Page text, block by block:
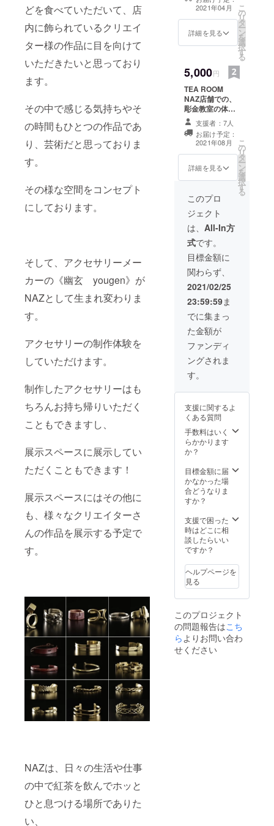
どを食べていただいて、店
内に飾られているクリエイ
ター様の作品に目を向けて
いただきたいと思っており
ます。
その中で感じる気持ちやそ
の時間もひとつの作品であ
り、芸術だと思っておりま
す。
その様な空間をコンセプト
にしております。
そして、アクセサリーメー
カーの《幽玄 yougen》が
NAZとして生まれ変わりま
す。
アクセサリーの制作体験を
していただけます。
制作したアクセサリーはも
ちろんお持ち帰りいただく
こともできますし、
展示スペースに展示してい
ただくこともできます！
展示スペースにはその他に
も、様々なクリエイターさ
んの作品を展示する予定で
す。
NAZは、日々の生活や仕事
の中で紅茶を飲んでホッと
ひと息つける場所でありた
い、
届けします！
2021年04月
詳細を見る
こ
の
リ
タ
ー
ン
を
選
択
す
る
5,000円
TEA ROOM
NAZ店舗での、
彫金教室の体験
チケット（1回
分）です！ あな
たオリジナルの
彫金アクセサ
リーを作りませ
んか？ ＊具体的
いただきます。
恐れ入りますが
交通費は支援者
様のご負担とな
ります。
支援者：7人
お届け予定：
2021年08月
詳細を見る
こ
の
リ
タ
ー
ン
を
選
択
す
る
このプロ
ジェクト
は、 All-In方
式です。
目標金額に
関わらず、
2021/02/25
23:59:59ま
でに集まっ
た金額が
ファンディ
ングされま
す。
支援に関するよ
くある質問
手数料はいく
らかかります
か？
目標金額に届
かなかった場
合どうなりま
すか？
支援で困った
時はどこに相
談したらいい
ですか？
ヘルプページを
見る
このプロジェクト
の問題報告はこち
らよりお問い合わ
せください